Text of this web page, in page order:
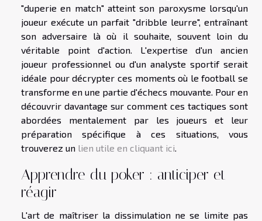
"duperie en match" atteint son paroxysme lorsqu'un
joueur exécute un parfait "dribble leurre", entraînant
son adversaire là où il souhaite, souvent loin du
véritable point d'action. L'expertise d'un ancien
joueur professionnel ou d'un analyste sportif serait
idéale pour décrypter ces moments où le football se
transforme en une partie d'échecs mouvante. Pour en
découvrir davantage sur comment ces tactiques sont
abordées mentalement par les joueurs et leur
préparation spécifique à ces situations, vous
trouverez un lien utile en cliquant ici
Apprendre du poker : anticiper et
réagir
L'art de maîtriser la dissimulation ne se limite pas